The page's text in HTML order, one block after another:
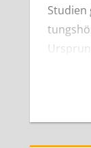
Studien